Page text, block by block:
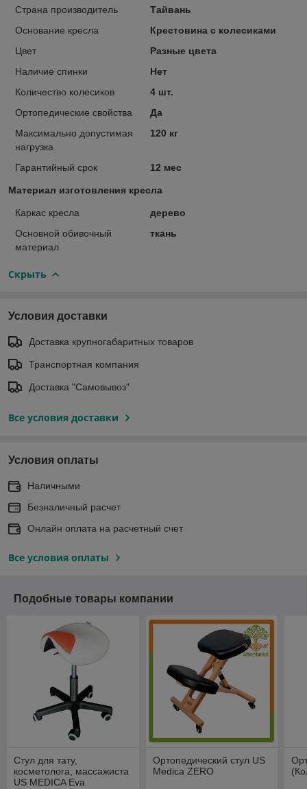
Страна производитель
Тайвань
Основание кресла
Крестовина с колесиками
Цвет
Разные цвета
Наличие спинки
Нет
Количество колесиков
4 шт.
Ортопедические свойства
Да
Максимально допустимая
нагрузка
120 кг
Гарантийный срок 12 мес
Материал изготовления кресла
Каркас кресла
дерево
Основной обивочный
материал
ткань
Скрыть
Условия доставки
Доставка крупногабаритных товаров
Транспортная компания
Доставка "Самовывоз"
Все условия доставки
Условия оплаты
Наличными
Безналичный расчет
Онлайн оплата на расчетный счет
Все условия оплаты
Подобные товары компании
Стул для тату,
косметолога, массажиста
US MEDICA Eva
Ортопедический стул US
Medica ZERO